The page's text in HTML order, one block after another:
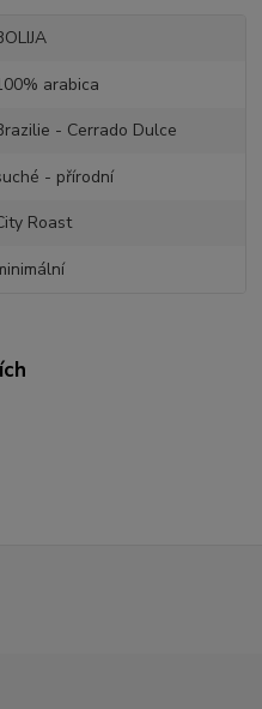
arabica
- Cerrado Dulce
- přírodní
Roast